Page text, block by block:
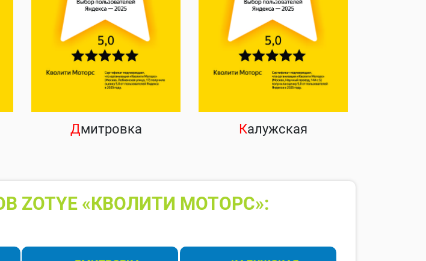
Дмитровка Калужская
ZOTYE «КВОЛИТИ МОТОРС»: